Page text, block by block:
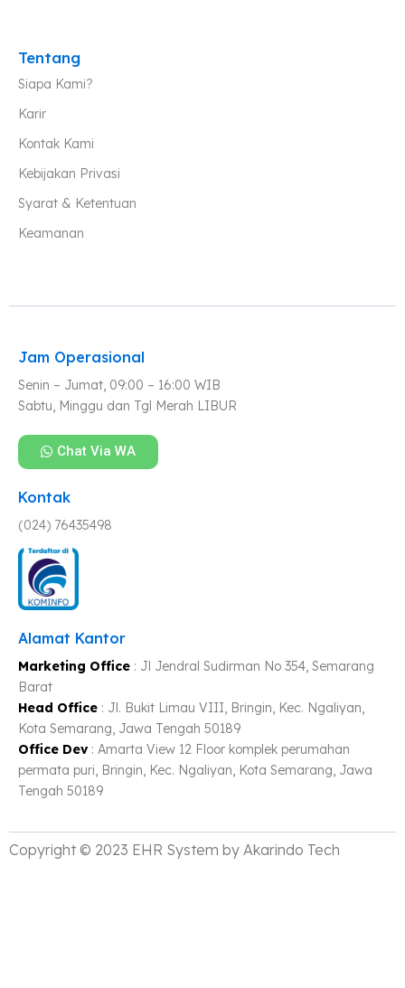
Tentang
Siapa Kami?
Karir
Kontak Kami
Kebijakan Privasi
Syarat & Ketentuan
Keamanan
Jam Operasional
Senin – Jumat, 09:00 – 16:00 WIB
Sabtu, Minggu dan Tgl Merah LIBUR
Chat Via WA
Kontak
(024) 76435498
Alamat Kantor
Marketing Office : Jl Jendral Sudirman No 354, Semarang
Barat
Head Office : Jl. Bukit Limau VIII, Bringin, Kec. Ngaliyan,
Kota Semarang, Jawa Tengah 50189
Office Dev: Amarta View 12 Floor komplek perumahan
permata puri, Bringin, Kec. Ngaliyan, Kota Semarang, Jawa
Tengah 50189
Copyright © 2023 EHR System by Akarindo Tech